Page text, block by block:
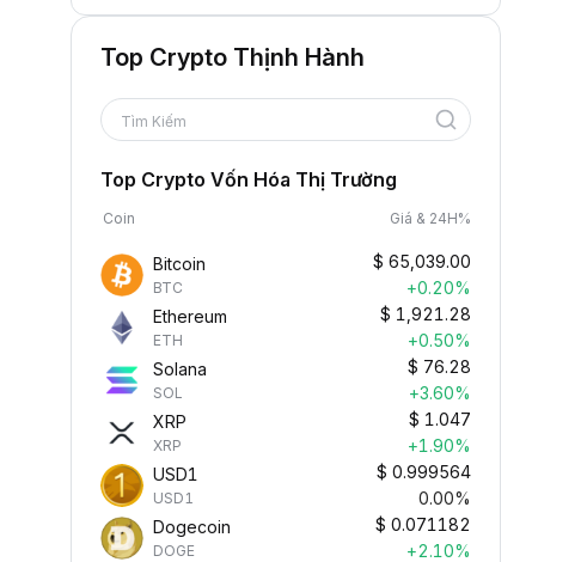
Top Crypto Thịnh Hành
Tìm Kiếm
Top Crypto Vốn Hóa Thị Trường
Coin Giá & 24H%
Bitcoin
BTC
$ 65,039.00
+0.20%
Ethereum
ETH
$ 1,921.28
+0.50%
Solana
SOL
$ 76.28
+3.60%
XRP
XRP
$ 1.047
+1.90%
USD1
USD1
$ 0.999564
0.00%
Dogecoin
DOGE
$ 0.071182
+2.10%